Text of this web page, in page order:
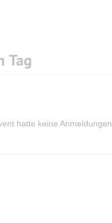
Tag
hatte keine Anmeldungen